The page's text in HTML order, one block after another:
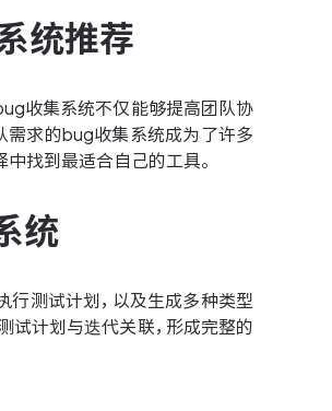
统推荐
收集系统不仅能够提高团队协
需求的bug收集系统成为了许多
找到最适合自己的工具。
统
行测试计划，以及生成多种类型
试计划与迭代关联，形成完整的